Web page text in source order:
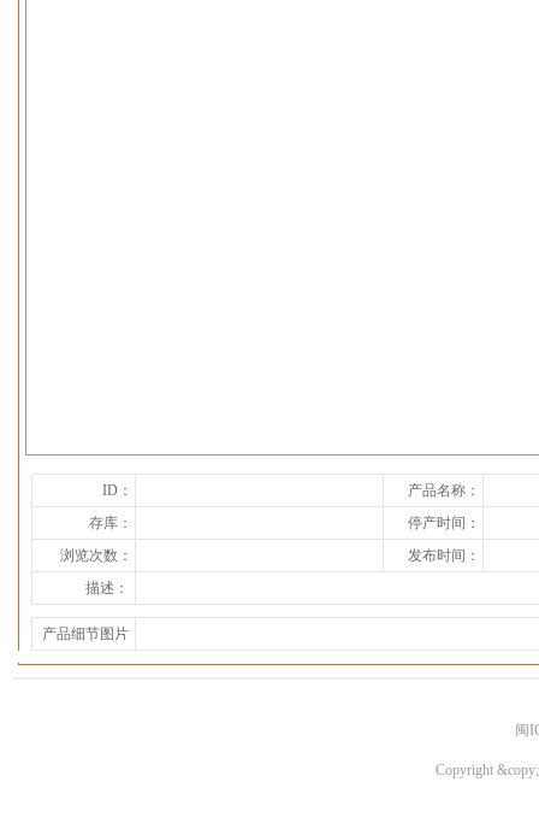
ID：
产品名称：
存库：
停产时间：
浏览次数：
发布时间：
描述：
产品细节图片
闽
Copyright